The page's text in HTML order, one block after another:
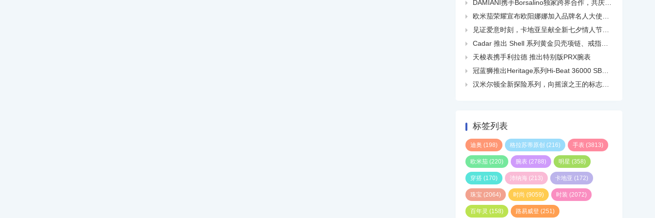

DAMIANI携手Borsalino独家跨界合作，共庆品牌百年华诞

欧米茄荣耀宣布欧阳娜娜加入品牌名人大使大家庭

见证爱意时刻，卡地亚呈献全新七夕情人节短片

Cadar 推出 Shell 系列黄金贝壳项链、戒指、耳环等

天梭表携手利拉德 推出特别版PRX腕表

冠蓝狮推出Heritage系列Hi-Beat 36000 SBGH345线上精品店独家白钢腕表

汉米尔顿全新探险系列，向摇滚之王的标志性热门单曲致敬
标签列表
迪奥 (198) 格拉苏蒂原创 (216) 手表 (3813)
欧米茄 (220) 腕表 (2788) 明星 (358)
穿搭 (170) 沛纳海 (213) 卡地亚 (172)
珠宝 (2064) 时尚 (9059) 时装 (2072)
百年灵 (158) 路易威登 (251)